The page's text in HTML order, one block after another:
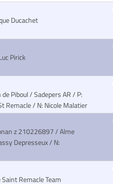
Ducachet
Pirick
Piboul / Sadepers AR/ P:
Remacle / N: Nicole Malatier
z 210226897 / Alme
Depresseux / N:
Remacle Team